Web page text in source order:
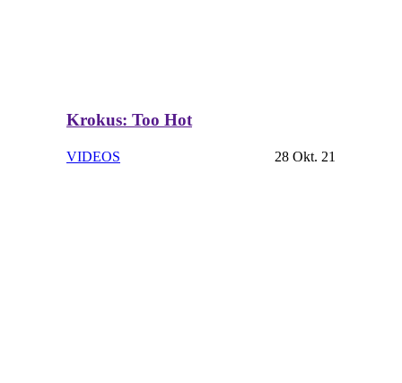
Krokus: Too Hot
VIDEOS 28 Okt. 21